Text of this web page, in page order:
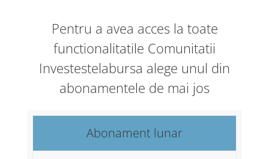
Pentru a avea acces la toate
functionalitatile Comunitatii
Investestelabursa alege unul din
abonamentele de mai jos
Abonament lunar